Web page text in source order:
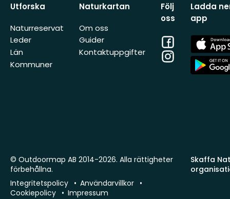
Utforska
Naturreservat
Leder
Län
Kommuner
Naturkartan
Om oss
Guider
Kontaktuppgifter
Följ
oss
Facebook
Instagram
Ladda
app
App
Store
App
Store
Skaffa
© Outdoormap AB 2014-2026. Alla rättigheter
förbehållna.
Integritetspolicy
Användarvillkor
Cookiepolicy
Impressum